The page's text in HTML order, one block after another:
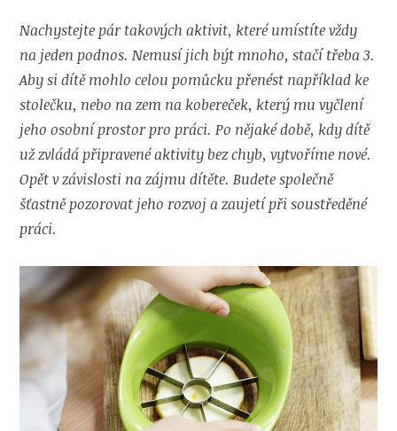
Nachystejte pár takových aktivit, které umístíte vždy
na jeden podnos. Nemusí jich být mnoho, stačí třeba 3.
Aby si dítě mohlo celou pomůcku přenést například ke
stolečku, nebo na zem na kobereček, který mu vyčlení
jeho osobní prostor pro práci. Po nějaké době, kdy dítě
už zvládá připravené aktivity bez chyb, vytvoříme nové.
Opět v závislosti na zájmu dítěte. Budete společně
šťastně pozorovat jeho rozvoj a zaujetí při soustředěné
práci.